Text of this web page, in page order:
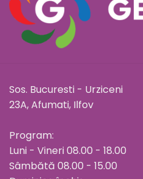
Sos. Bucuresti - Urziceni
23A, Afumati, Ilfov
Program:
Luni - Vineri 08.00 - 18.00
Sâmbătă 08.00 - 15.00